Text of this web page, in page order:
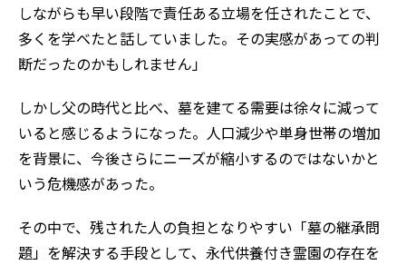
しながらも早い段階で責任ある立場を任されたことで、
多くを学べたと話していました。その実感があっての判
断だったのかもしれません」
しかし父の時代と比べ、墓を建てる需要は徐々に減って
いると感じるようになった。人口減少や単身世帯の増加
を背景に、今後さらにニーズが縮小するのではないかと
いう危機感があった。
その中で、残された人の負担となりやすい「墓の継承問
題」を解決する手段として、永代供養付き霊園の存在を